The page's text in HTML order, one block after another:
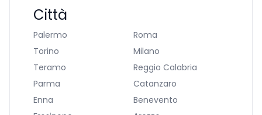
Città
Palermo
Roma
Torino
Milano
Teramo
Reggio Calabria
Parma
Catanzaro
Enna
Benevento